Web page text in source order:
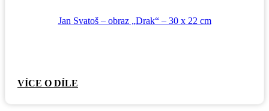
Jan Svatoš – obraz „Drak“ – 30 x 22 cm
VÍCE O DÍLE